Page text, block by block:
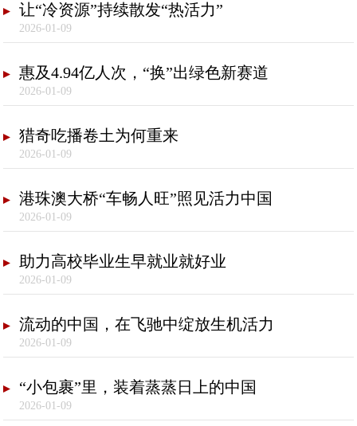
让“冷资源”持续散发“热活力”
2026-01-09
惠及4.94亿人次，“换”出绿色新赛道
2026-01-09
猎奇吃播卷土为何重来
2026-01-09
港珠澳大桥“车畅人旺”照见活力中国
2026-01-09
助力高校毕业生早就业就好业
2026-01-09
流动的中国，在飞驰中绽放生机活力
2026-01-09
“小包裹”里，装着蒸蒸日上的中国
2026-01-09